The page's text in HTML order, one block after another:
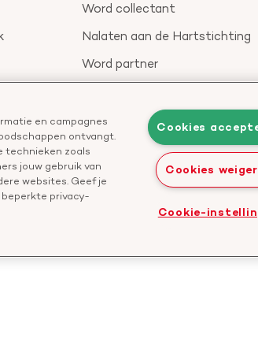
Word collectant
Nalaten aan de Hartstichting
Word partner
Geef ter nagedachtenis
Start een actie
en campagnes
ontvangt.
technieken zoals
jouw gebruik van
websites. Geef je
privacy-
Cookies
Cookies
Cookie-